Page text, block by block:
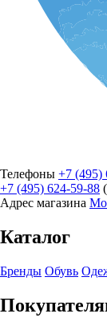
Телефоны +7 (495)
+7 (495) 624-59-88
Адрес магазина
Каталог
Бренды Обувь